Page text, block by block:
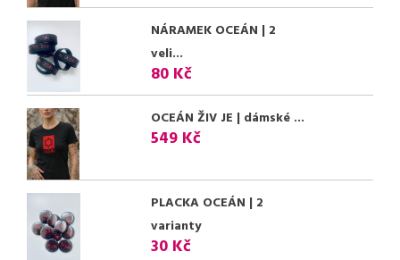
NÁRAMEK OCEÁN | 2
veli...
80 Kč
OCEÁN ŽIV JE | dámské ...
549 Kč
PLACKA OCEÁN | 2
varianty
30 Kč